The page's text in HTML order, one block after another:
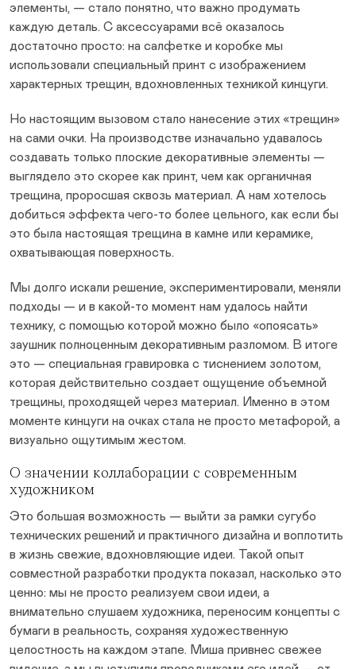
элементы, — стало понятно, что важно продумать
каждую деталь. С аксессуарами всё оказалось
достаточно просто: на салфетке и коробке мы
использовали специальный принт с изображением
характерных трещин, вдохновленных техникой кинцуги.
Но настоящим вызовом стало нанесение этих «трещин»
на сами очки. На производстве изначально удавалось
создавать только плоские декоративные элементы —
выглядело это скорее как принт, чем как органичная
трещина, проросшая сквозь материал. А нам хотелось
добиться эффекта чего-то более цельного, как если бы
это была настоящая трещина в камне или керамике,
охватывающая поверхность.
Мы долго искали решение, экспериментировали, меняли
подходы — и в какой-то момент нам удалось найти
технику, с помощью которой можно было «опоясать»
заушник полноценным декоративным разломом. В итоге
это — специальная гравировка с тиснением золотом,
которая действительно создает ощущение объемной
трещины, проходящей через материал. Именно в этом
моменте кинцуги на очках стала не просто метафорой, а
визуально ощутимым жестом.
О значении коллаборации с современным
художником
Это большая возможность — выйти за рамки сугубо
технических решений и практичного дизайна и воплотить
в жизнь свежие, вдохновляющие идеи. Такой опыт
совместной разработки продукта показал, насколько это
ценно: мы не просто реализуем свои идеи, а
внимательно слушаем художника, переносим концепты с
бумаги в реальность, сохраняя художественную
целостность на каждом этапе. Миша привнес свежее